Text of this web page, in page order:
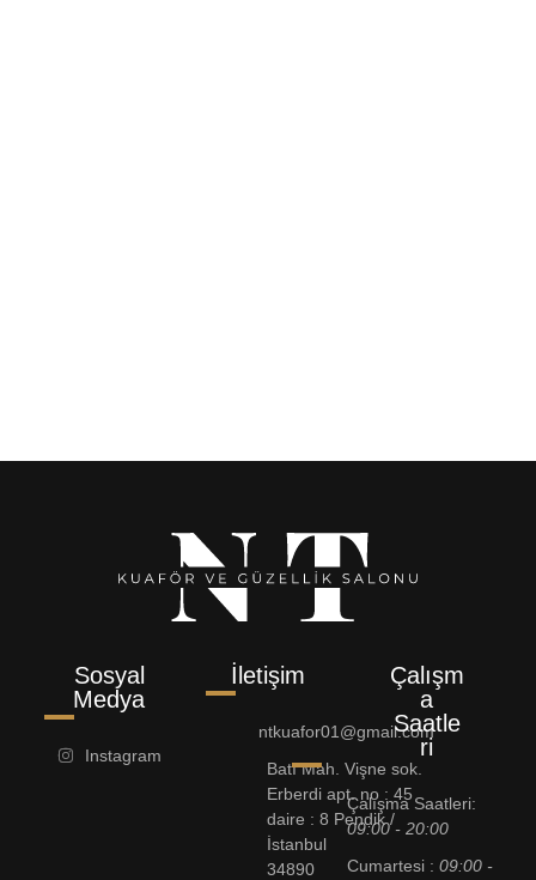
Sosyal
Medya
Instagram
İletişim
ntkuafor01@gmail.com
Batı Mah. Vişne sok.
Erberdi apt. no : 45
daire : 8 Pendik /
İstanbul
34890
Çalışm
a
Saatle
ri
Çalışma Saatleri:
09:00 - 20:00
Cumartesi :09:00 -